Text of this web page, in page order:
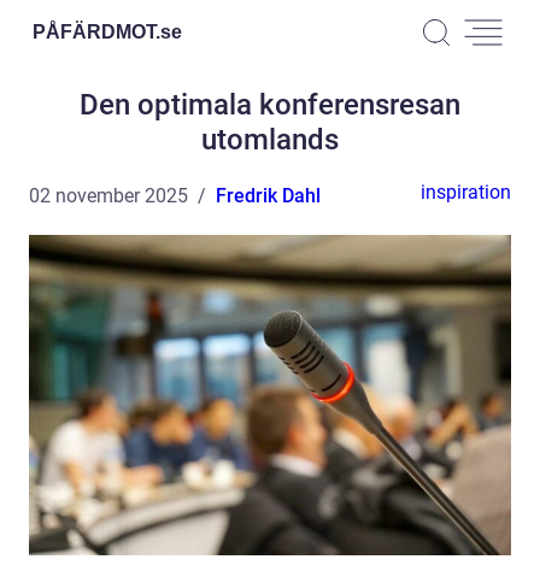
PÅFÄRDMOT.se
Den optimala konferensresan
utomlands
02 november 2025 Fredrik Dahl inspiration